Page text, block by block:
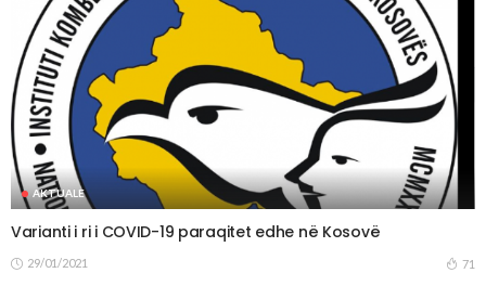
AKTUALE
Varianti i ri i COVID-19 paraqitet edhe në Kosovë
29/01/2021 71